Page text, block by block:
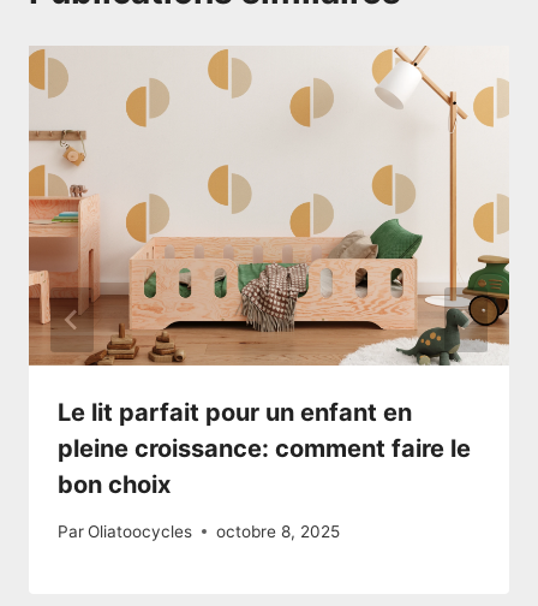
Le lit parfait pour un enfant en
pleine croissance: comment faire le
bon choix
ParOliatoocycles octobre 8, 2025